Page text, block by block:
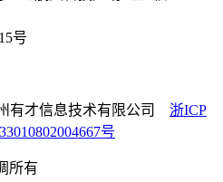
号
有才信息技术有限公司 浙ICP
号
所有